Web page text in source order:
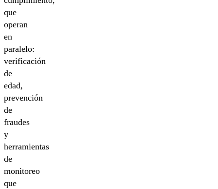
que
operan
en
paralelo:
verificación
de
edad,
prevención
de
fraudes
y
herramientas
de
monitoreo
que